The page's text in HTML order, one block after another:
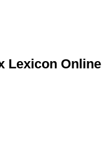
Lexicon Online